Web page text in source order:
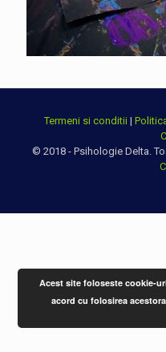
Termeni si conditii |
© 2018 - Psihologie Delta.
Acest site foloseste cookie-
acord cu folosirea